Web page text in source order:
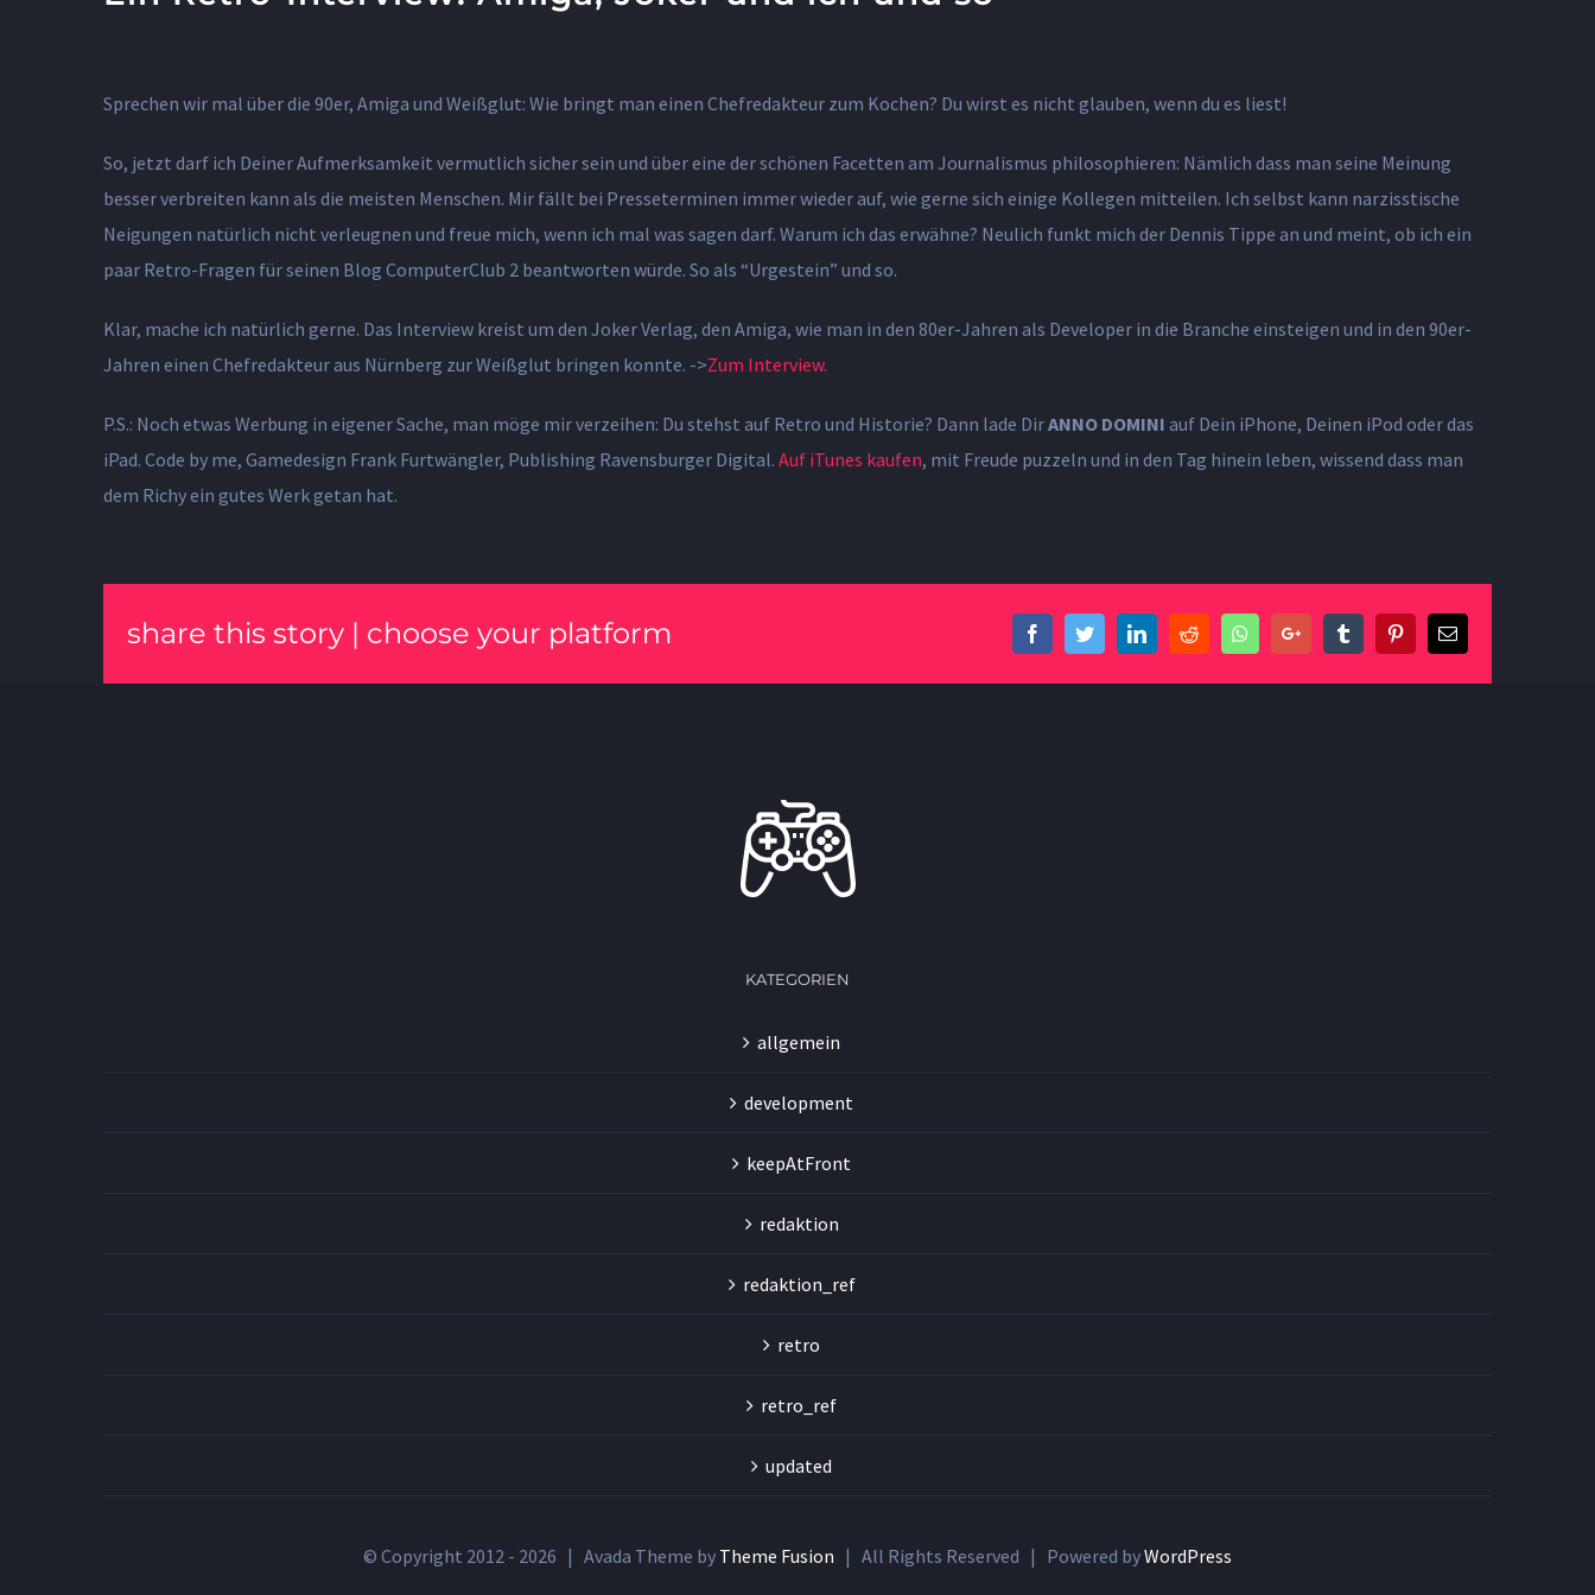
Larger
Sprechen wir mal über die 90er, Amiga und Weißglut: Wie bringt man einen Chefredakteur zum Kochen? Du wirst es nicht glauben, wenn du es liest!
So, jetzt darf ich Deiner Aufmerksamkeit vermutlich sicher sein und über eine der schönen Facetten am Journalismus philosophieren: Nämlich dass man seine Meinung
besser verbreiten kann als die meisten Menschen. Mir fällt bei Presseterminen immer wieder auf, wie gerne sich einige Kollegen mitteilen. Ich selbst kann narzisstische
Neigungen natürlich nicht verleugnen und freue mich, wenn ich mal was sagen darf. Warum ich das erwähne? Neulich funkt mich der Dennis Tippe an und meint, ob ich ein
paar Retro-Fragen für seinen Blog ComputerClub 2 beantworten würde. So als “Urgestein” und so.
Klar, mache ich natürlich gerne. Das Interview kreist um den Joker Verlag, den Amiga, wie man in den 80er-Jahren als Developer in die Branche einsteigen und in den 90er-
Jahren einen Chefredakteur aus Nürnberg zur Weißglut bringen konnte. ->Zum Interview.
P.S.: Noch etwas Werbung in eigener Sache, man möge mir verzeihen: Du stehst auf Retro und Historie? Dann lade DirANNO DOMINI auf Dein iPhone, Deinen iPod oder das
iPad. Code by me, Gamedesign Frank Furtwängler, Publishing Ravensburger Digital. Auf iTunes kaufen, mit Freude puzzeln und in den Tag hinein leben, wissend dass man
dem Richy ein gutes Werk getan hat.
share this story | choose your platform FacebookTwitterLinkedInReddit WhatsappGoogle+ Tumblr PinterestEmail
KATEGORIEN
allgemein
development
keepAtFront
redaktion
redaktion_ref
retro
retro_ref
updated
© Copyright 2012 - 2026 | Avada Theme by Theme Fusion | All Rights Reserved | Powered byWordPress